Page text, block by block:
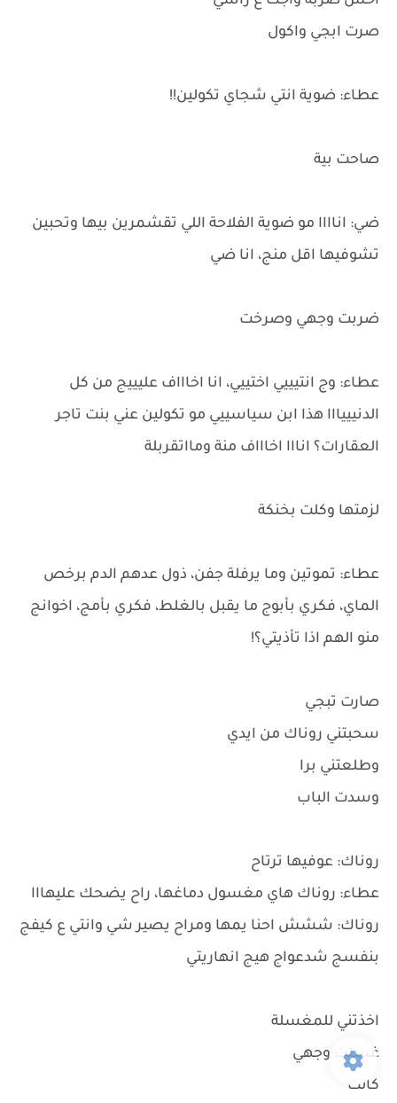
صرت ابجي واكول
عطاء: ضوية انتي شجاي تكولين!!
صاحت بية
ضي: اناااا مو ضوية الفلاحة اللي تقشمرين بيها وتحبين
تشوفيها اقل منج، انا ضي
ضربت وجهي وصرخت
عطاء: وج انتيييي اختييي، انا اخاااف عليييج من كل
الدنيييااا هذا ابن سياسييي مو تكولين عني بنت تاجر
العقارات؟ انااا اخاااف منة ومااتقربلة
لزمتها وكلت بخنكة
عطاء: تموتين وما يرفلة جفن، ذول عدهم الدم برخص
الماي، فكري بأبوج ما يقبل بالغلط، فكري بأمج، اخوانج
منو الهم اذا تأذيتي؟!
صارت تبجي
سحبتني روناك من ايدي
وطلعتني برا
وسدت الباب
روناك: عوفيها ترتاح
عطاء: روناك هاي مغسول دماغها، راح يضحك عليهااا
روناك: ششش احنا يمها ومراح يصير شي وانتي ع كيفج
بنفسج شدعواج هيج انهاريتي
اخذتني للمغسلة
غسلت وجهي
كالت